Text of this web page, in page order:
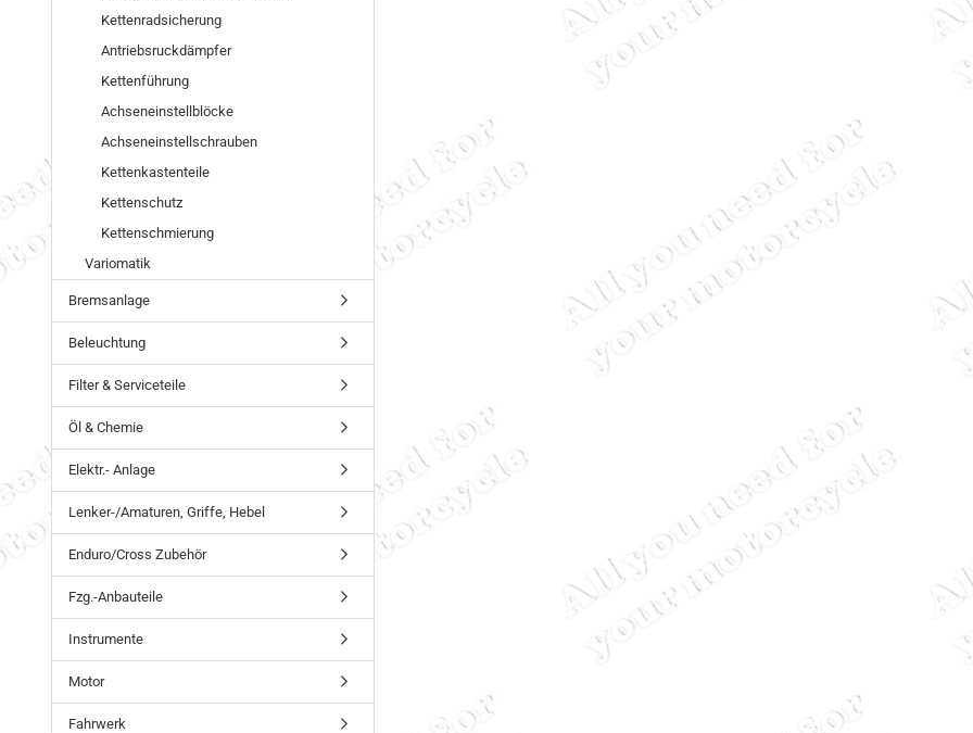
Kettenradsicherung
Antriebsruckdämpfer
Kettenführung
Achseneinstellblöcke
Achseneinstellschrauben
Kettenkastenteile
Kettenschutz
Kettenschmierung
Variomatik
Bremsanlage
Beleuchtung
Filter & Serviceteile
Öl & Chemie
Elektr.- Anlage
Lenker-/Amaturen, Griffe, Hebel
Enduro/Cross Zubehör
Fzg.-Anbauteile
Instrumente
Motor
Fahrwerk